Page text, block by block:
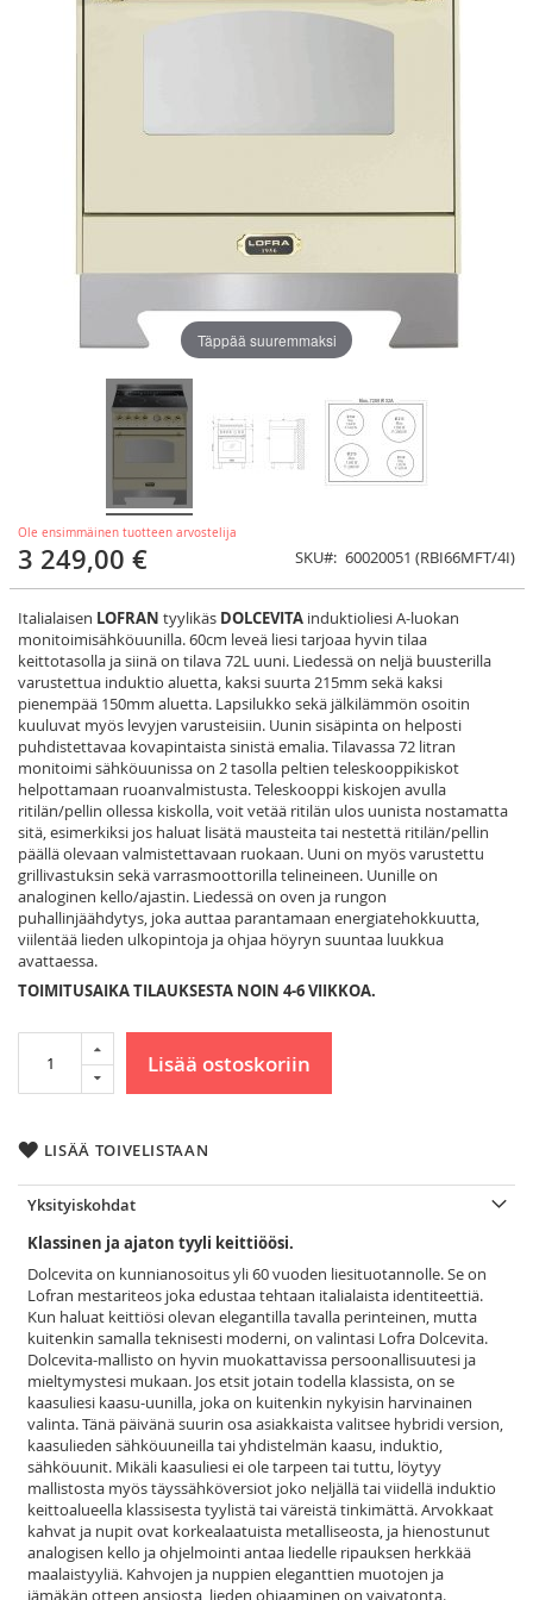
Ole ensimmäinen tuotteen arvostelija
3 249,00 € SKU 60020051 (RBI66MFT/4I)
Italialaisen LOFRAN tyylikäs DOLCEVITA induktioliesi A-luokan
monitoimisähköuunilla. 60cm leveä liesi tarjoaa hyvin tilaa
keittotasolla ja siinä on tilava 72L uuni. Liedessä on neljä buusterilla
varustettua induktio aluetta, kaksi suurta 215mm sekä kaksi
pienempää 150mm aluetta. Lapsilukko sekä jälkilämmön osoitin
kuuluvat myös levyjen varusteisiin. Uunin sisäpinta on helposti
puhdistettavaa kovapintaista sinistä emalia. Tilavassa 72 litran
monitoimi sähköuunissa on 2 tasolla peltien teleskooppikiskot
helpottamaan ruoanvalmistusta. Teleskooppi kiskojen avulla
ritilän/pellin ollessa kiskolla, voit vetää ritilän ulos uunista nostamatta
sitä, esimerkiksi jos haluat lisätä mausteita tai nestettä ritilän/pellin
päällä olevaan valmistettavaan ruokaan. Uuni on myös varustettu
grillivastuksin sekä varrasmoottorilla telineineen. Uunille on
analoginen kello/ajastin. Liedessä on oven ja rungon
puhallinjäähdytys, joka auttaa parantamaan energiatehokkuutta,
viilentää lieden ulkopintoja ja ohjaa höyryn suuntaa luukkua
avattaessa.
TOIMITUSAIKA TILAUKSESTA NOIN 4-6 VIIKKOA.
Lisää ostoskoriin
LISÄÄ TOIVELISTAAN
Täppää suuremmaksi
Yksityiskohdat
Klassinen ja ajaton tyyli keittiöösi.
Dolcevita on kunnianosoitus yli 60 vuoden liesituotannolle. Se on
Lofran mestariteos joka edustaa tehtaan italialaista identiteettiä.
Kun haluat keittiösi olevan elegantilla tavalla perinteinen, mutta
kuitenkin samalla teknisesti moderni, on valintasi Lofra Dolcevita.
Dolcevita-mallisto on hyvin muokattavissa persoonallisuutesi ja
mieltymystesi mukaan. Jos etsit jotain todella klassista, on se
kaasuliesi kaasu-uunilla, joka on kuitenkin nykyisin harvinainen
valinta. Tänä päivänä suurin osa asiakkaista valitsee hybridi version,
kaasulieden sähköuuneilla tai yhdistelmän kaasu, induktio,
sähköuunit. Mikäli kaasuliesi ei ole tarpeen tai tuttu, löytyy
mallistosta myös täyssähköversiot joko neljällä tai viidellä induktio
keittoalueella klassisesta tyylistä tai väreistä tinkimättä. Arvokkaat
kahvat ja nupit ovat korkealaatuista metalliseosta, ja hienostunut
analogisen kello ja ohjelmointi antaa liedelle ripauksen herkkää
maalaistyyliä. Kahvojen ja nuppien eleganttien muotojen ja
jämäkän otteen ansiosta, lieden ohjaaminen on vaivatonta.